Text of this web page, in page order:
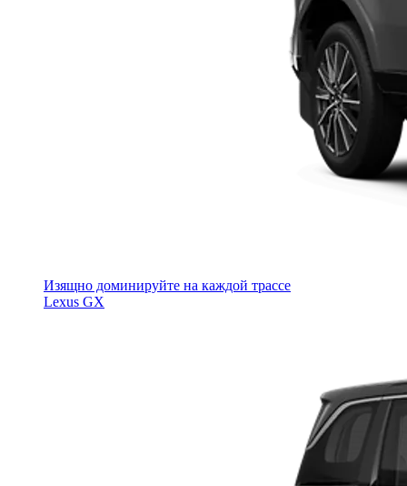
Изящно доминируйте на каждой трассе
Lexus GX